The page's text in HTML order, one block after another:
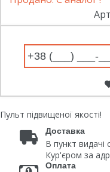
Пульт підвищеної якості!
Доставка
В пункт видачі
Кур'єром за
Оплата